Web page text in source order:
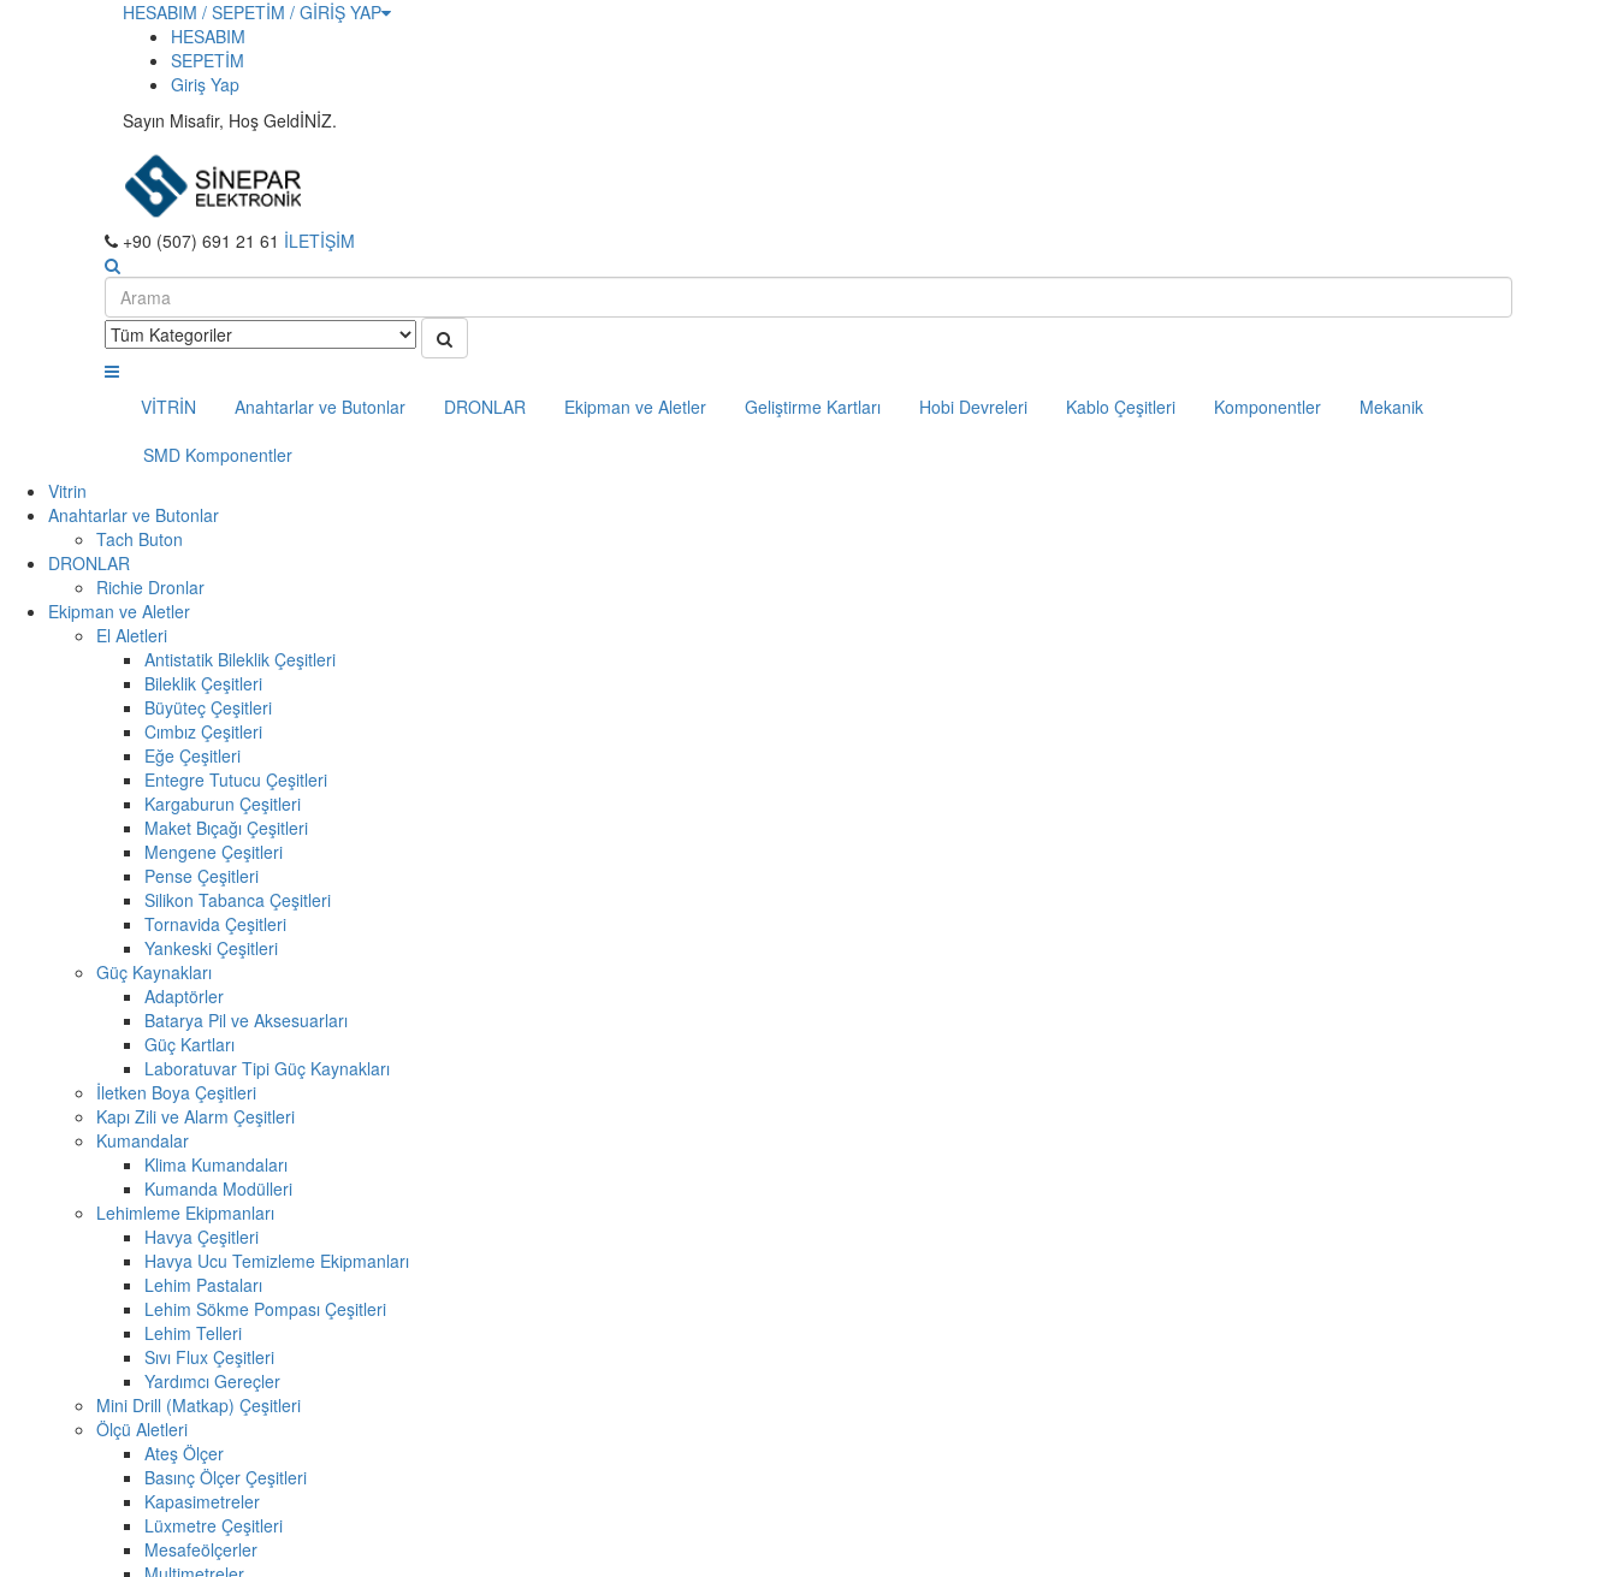
HESABIM / SEPETİM / GİRİŞ YAP
HESABIM
SEPETİM
Giriş Yap
Sayın Misafir, Hoş GeldİNİZ.
+90 (507) 691 21 61 İLETİŞİM
VİTRİN Anahtarlar ve Butonlar DRONLAR Ekipman ve Aletler Geliştirme Kartları Hobi Devreleri Kablo Çeşitleri Komponentler
Mekanik
SMD Komponentler
Vitrin
Anahtarlar ve Butonlar
Tach Buton
DRONLAR
Richie Dronlar
Ekipman ve Aletler
El Aletleri
Antistatik Bileklik Çeşitleri
Bileklik Çeşitleri
Büyüteç Çeşitleri
Cımbız Çeşitleri
Eğe Çeşitleri
Entegre Tutucu Çeşitleri
Kargaburun Çeşitleri
Maket Bıçağı Çeşitleri
Mengene Çeşitleri
Pense Çeşitleri
Silikon Tabanca Çeşitleri
Tornavida Çeşitleri
Yankeski Çeşitleri
Güç Kaynakları
Adaptörler
Batarya Pil ve Aksesuarları
Güç Kartları
Laboratuvar Tipi Güç Kaynakları
İletken Boya Çeşitleri
Kapı Zili ve Alarm Çeşitleri
Kumandalar
Klima Kumandaları
Kumanda Modülleri
Lehimleme Ekipmanları
Havya Çeşitleri
Havya Ucu Temizleme Ekipmanları
Lehim Pastaları
Lehim Sökme Pompası Çeşitleri
Lehim Telleri
Sıvı Flux Çeşitleri
Yardımcı Gereçler
Mini Drill (Matkap) Çeşitleri
Ölçü Aletleri
Ateş Ölçer
Basınç Ölçer Çeşitleri
Kapasimetreler
Lüxmetre Çeşitleri
Mesafeölçerler